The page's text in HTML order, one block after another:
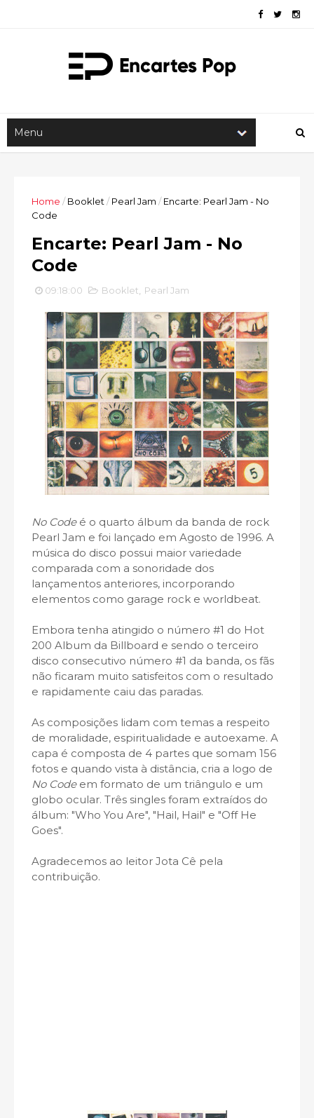
Home / Booklet / Pearl Jam / Encarte: Pearl Jam - No
Code
Encarte: Pearl Jam - No
Code
09:18:00 Booklet Pearl Jam
No Code é o quarto álbum da banda de rock
Pearl Jam e foi lançado em Agosto de 1996. A
música do disco possui maior variedade
comparada com a sonoridade dos
lançamentos anteriores, incorporando
elementos como garage rock e worldbeat.
Embora tenha atingido o número #1 do Hot
200 Album da Billboard e sendo o terceiro
disco consecutivo número #1 da banda, os fãs
não ficaram muito satisfeitos com o resultado
e rapidamente caiu das paradas.
As composições lidam com temas a respeito
de moralidade, espiritualidade e autoexame. A
capa é composta de 4 partes que somam 156
fotos e quando vista à distância, cria a logo de
No Codeem formato de um triângulo e um
globo ocular. Três singles foram extraídos do
álbum: "Who You Are", "Hail, Hail" e "Off He
Goes".
Agradecemos ao leitor Jota Cê pela
contribuição.